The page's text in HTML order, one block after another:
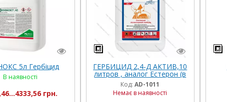
5л Гербіцид
В наявності
грн.
ГЕРБИЦИД 2,4-Д АКТИВ,10
литров , аналог Естерон (в
посевах зерновых
колосовых культур и
кукурузы)
Код: AD-1011
Немає в наявності